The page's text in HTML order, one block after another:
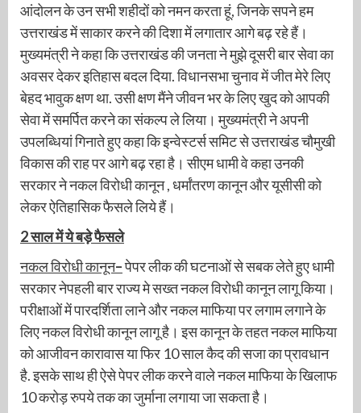
आंदोलन के उन सभी शहीदों को नमन करता हूं, जिनके सपने हम
उत्तराखंड में साकार करने की दिशा में लगातार आगे बढ़ रहे हैं।
मुख्यमंत्री ने कहा कि उत्तराखंड की जनता ने मुझे दूसरी बार सेवा का
अवसर देकर इतिहास बदल दिया. विधानसभा चुनाव में जीत मेरे लिए
बेहद भावुक क्षण था. उसी क्षण मैंने जीवन भर के लिए खुद को आपकी
सेवा में समर्पित करने का संकल्प ले लिया। मुख्यमंत्री ने अपनी
उपलब्धियां गिनाते हुए कहा कि इन्वेस्टर्स समिट से उत्तराखंड चौमुखी
विकास की राह पर आगे बढ़ रहा है। सीएम धामी वे कहा उनकी
सरकार ने नकल विरोधी कानून , धर्मांतरण कानून और यूसीसी को
लेकर ऐतिहासिक फैसले लिये हैं।
2 साल में ये बड़े फैसले
नकल विरोधी कानून–पेपर लीक की घटनाओं से सबक लेते हुए धामी
सरकार नेपहली बार राज्य मे सख्त नकल विरोधी कानून लागू किया।
परीक्षाओं में पारदर्शिता लाने और नकल माफिया पर लगाम लगाने के
लिए नकल विरोधी कानून लागू है। इस कानून के तहत नकल माफिया
को आजीवन कारावास या फिर 10 साल कैद की सजा का प्रावधान
है. इसके साथ ही ऐसे पेपर लीक करने वाले नकल माफिया के खिलाफ
10 करोड़ रुपये तक का जुर्माना लगाया जा सकता है।